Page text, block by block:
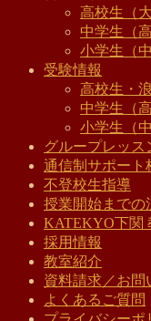
高校生（
中学生（
小学生（
受験情報
高校生・
中学生（
小学生（
グループレッス
通信制サポート
不登校生指導
授業開始までの
KATEKYO下関
採用情報
教室紹介
資料請求／お問
よくあるご質問